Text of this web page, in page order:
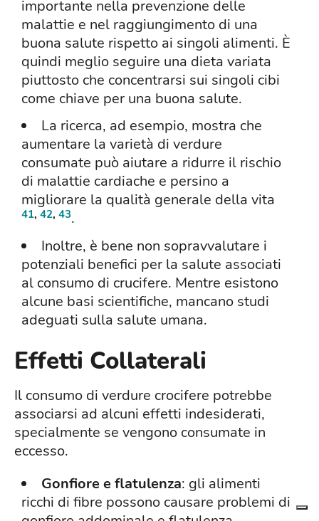
importante nella prevenzione delle
malattie e nel raggiungimento di una
buona salute rispetto ai singoli alimenti. È
quindi meglio seguire una dieta variata
piuttosto che concentrarsi sui singoli cibi
come chiave per una buona salute.
La ricerca, ad esempio, mostra che
aumentare la varietà di verdure
consumate può aiutare a ridurre il rischio
di malattie cardiache e persino a
migliorare la qualità generale della vita
41, 42, 43.
Inoltre, è bene non sopravvalutare i
potenziali benefici per la salute associati
al consumo di crucifere. Mentre esistono
alcune basi scientifiche, mancano studi
adeguati sulla salute umana.
Effetti Collaterali
Il consumo di verdure crocifere potrebbe
associarsi ad alcuni effetti indesiderati,
specialmente se vengono consumate in
eccesso.
Gonfiore e flatulenza: gli alimenti
ricchi di fibre possono causare problemi di